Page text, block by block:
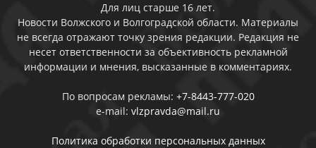
Для лиц старше 16 лет.
Новости Волжского и Волгоградской области. Материалы
не всегда отражают точку зрения редакции. Редакция не
несет ответственности за объективность рекламной
информации и мнения, высказанные в комментариях.
По вопросам рекламы: +7-8443-777-020
e-mail: vlzpravda@mail.ru
Политика обработки персональных данных